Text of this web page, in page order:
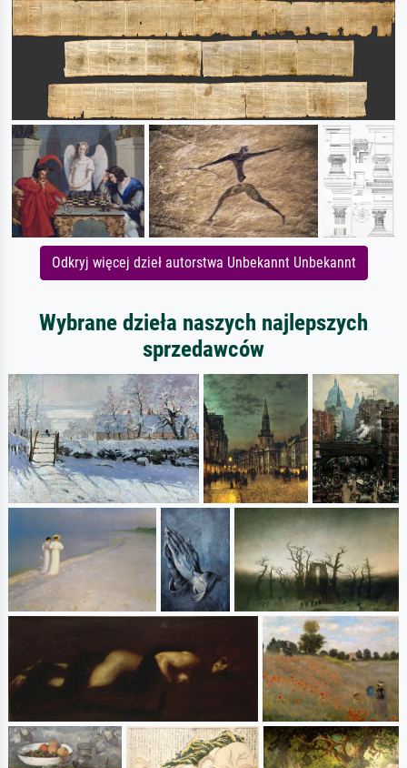
Odkryj więcej dzieł autorstwa Unbekannt Unbekannt
Wybrane dzieła naszych najlepszych
sprzedawców